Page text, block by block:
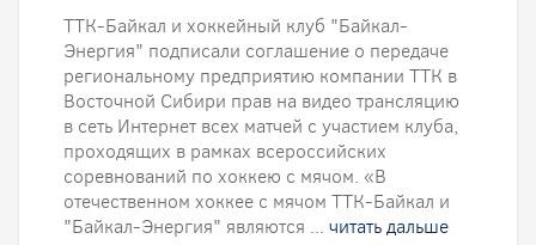
ТТК-Байкал и хоккейный клуб "Байкал-
Энергия" подписали соглашение о передаче
региональному предприятию компании ТТК в
Восточной Сибири прав на видео трансляцию
в сеть Интернет всех матчей с участием клуба,
проходящих в рамках всероссийских
соревнований по хоккею с мячом. «В
отечественном хоккее с мячом ТТК-Байкал и
"Байкал-Энергия" являются ... читать дальше